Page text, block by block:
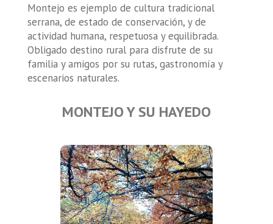
Montejo es ejemplo de cultura tradicional
serrana, de estado de conservación, y de
actividad humana, respetuosa y equilibrada.
Obligado destino rural para disfrute de su
familia y amigos por su rutas, gastronomía y
escenarios naturales.
MONTEJO Y SU HAYEDO